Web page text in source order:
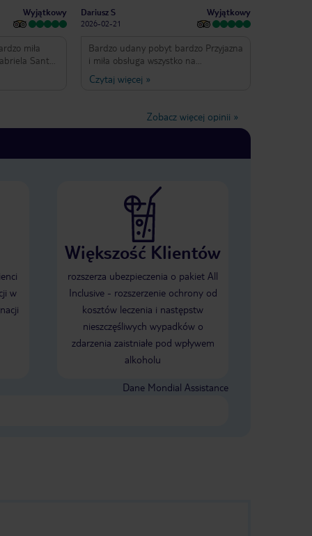
Wyjątkowy
Santos
Dariusz S
2026-02-21
Wyjątkowy
Bardzo udany pobyt bardzo Przyjazna
i miła obsługa wszystko na
najwyższym poziomie. podczas pobytu
miałem urodziny i obsługa Hotelowa
szampana do pokoju. cudowne
Czytaj więcej »
Zobacz więcej opinii »
w
Większość Klientów
rozszerza ubezpieczenia o pakiet All
Inclusive - rozszerzenie ochrony od
kosztów leczenia i następstw
nieszczęśliwych wypadków o
zdarzenia zaistniałe pod wpływem
alkoholu
Dane Mondial Assistance